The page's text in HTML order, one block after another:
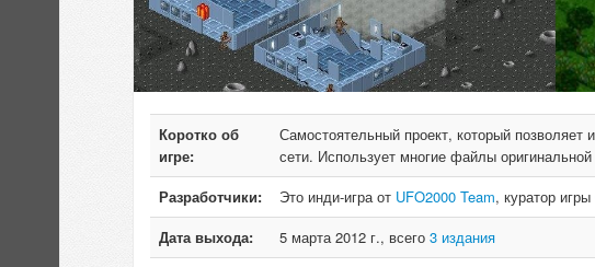
Коротко об
игре:
Самостоятельный проект, который позволяет
сети. Использует многие файлы оригинальной
Разработчики:
Это инди-игра от UFO2000 Team, куратор игры
Дата выхода:
5 марта 2012 г., всего 3 издания